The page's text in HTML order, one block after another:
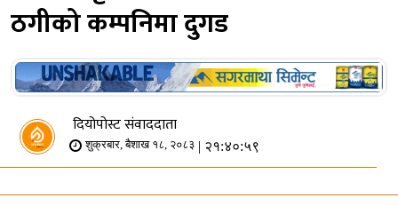
ठगीको कम्पनिमा दुगड
दियोपोस्ट संवाददाता
शुक्रबार, बैशाख १८, २०८३ | २१:४०:५९